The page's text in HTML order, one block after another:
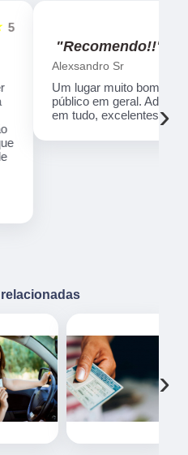
atendimento ao
muito profissional
nota 1000!!
›
›